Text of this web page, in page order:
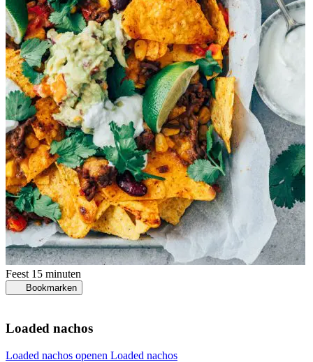
Feest 15 minuten
Bookmarken
Loaded nachos
Loaded nachos openen Loaded nachos